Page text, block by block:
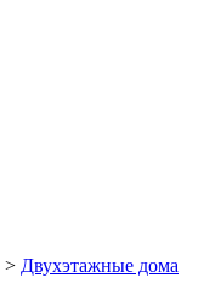
> Двухэтажные дома